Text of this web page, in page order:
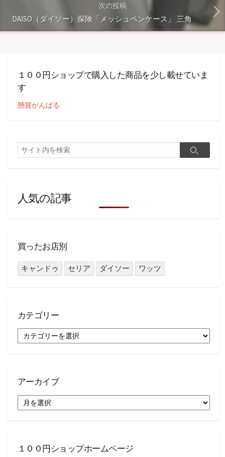
次の投稿
DAISO（ダイソー）探険「メッシュペンケース」 三角
１００円ショップで購入した商品を少し載せていま
す
懸賞がんばる
検
索
検
人気の記事
買ったお店別
キャンドゥ セリア ダイソー ワッツ
カテゴリー
テ
アーカイブ
ー
１００円ショップホームページ